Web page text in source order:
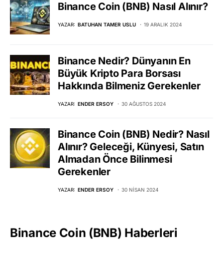
Binance Coin (BNB) Nasıl Alınır?
YAZAR: BATUHAN TAMER USLU 19 ARALIK 2024
Binance Nedir? Dünyanın En
Büyük Kripto Para Borsası
Hakkında Bilmeniz Gerekenler
YAZAR: ENDER ERSOY 30 AĞUSTOS 2024
Binance Coin (BNB) Nedir? Nasıl
Alınır? Geleceği, Künyesi, Satın
Almadan Önce Bilinmesi
Gerekenler
YAZAR: ENDER ERSOY 30 NISAN 2024
Binance Coin (BNB) Haberleri